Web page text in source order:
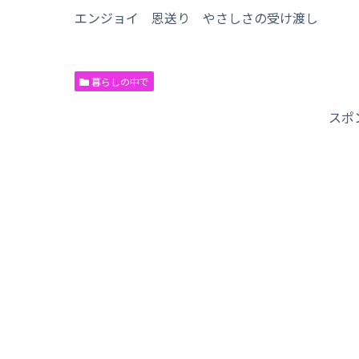
エンジョイ 恩送り やさしさの受け渡し
暮らしの中で
スポ